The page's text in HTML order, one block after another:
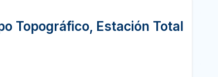
Topográfico, Estación Total